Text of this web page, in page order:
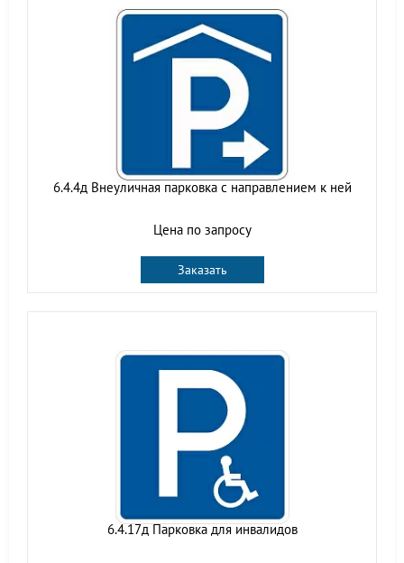
6.4.4д Внеуличная парковка с направлением к ней
Цена по запросу
Заказать
6.4.17д Парковка для инвалидов